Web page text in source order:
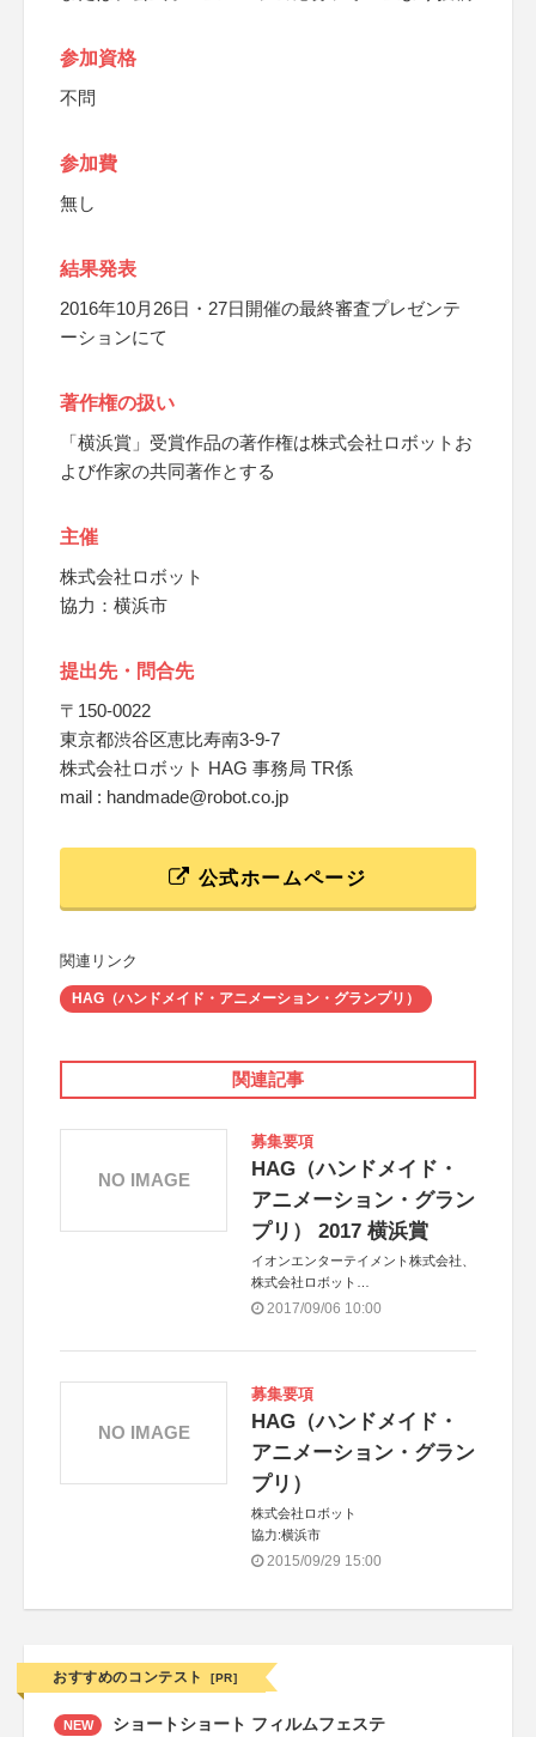
参加資格
不問
参加費
無し
結果発表
2016年10月26日・27日開催の最終審査プレゼンテ
ーションにて
著作権の扱い
「横浜賞」受賞作品の著作権は株式会社ロボットお
よび作家の共同著作とする
主催
株式会社ロボット
協力：横浜市
提出先・問合先
〒150-0022
東京都渋谷区恵比寿南3-9-7
株式会社ロボット HAG 事務局 TR係
mail : handmade@robot.co.jp
公式ホームページ
関連リンク
HAG（ハンドメイド・アニメーション・グランプリ）
関連記事
募集要項
HAG（ハンドメイド・
アニメーション・グラン
プリ） 2017 横浜賞
イオンエンターテイメント株式会社、
株式会社ロボット
協力：横浜市
2017/09/06 10:00
NO IMAGE
募集要項
HAG（ハンドメイド・
アニメーション・グラン
プリ）
株式会社ロボット
協力:横浜市
2015/09/29 15:00
NO IMAGE
おすすめのコンテスト [PR]
NEW ショートショート フィルムフェステ